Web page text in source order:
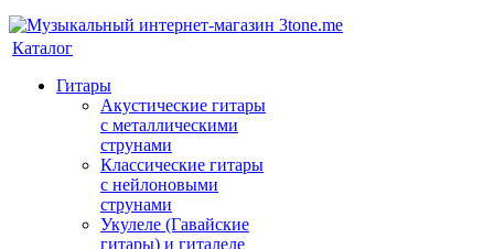
Каталог
Гитары
Акустические гитары
с металлическими
струнами
Классические гитары
с нейлоновыми
струнами
Укулеле (Гавайские
гитары) и гиталеле